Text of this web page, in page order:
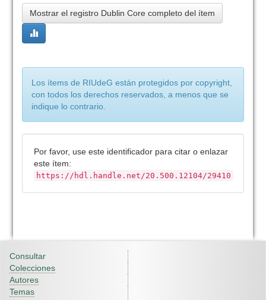
Mostrar el registro Dublin Core completo del ítem
Los ítems de RIUdeG están protegidos por copyright,
con todos los derechos reservados, a menos que se
indique lo contrario.
Por favor, use este identificador para citar o enlazar
este ítem:
https://hdl.handle.net/20.500.12104/29410
Consultar
Colecciones
Autores
Temas